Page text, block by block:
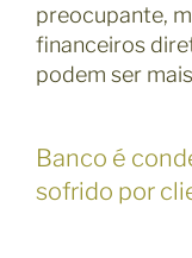
preocupante,
financeiros
podem ser
Banco é
sofrido por